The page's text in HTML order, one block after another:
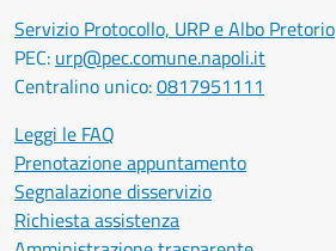
Servizio Protocollo, URP e Albo Pretorio
PEC: urp@pec.comune.napoli.it
Centralino unico:0817951111
Leggi le FAQ
Prenotazione appuntamento
Segnalazione disservizio
Richiesta assistenza